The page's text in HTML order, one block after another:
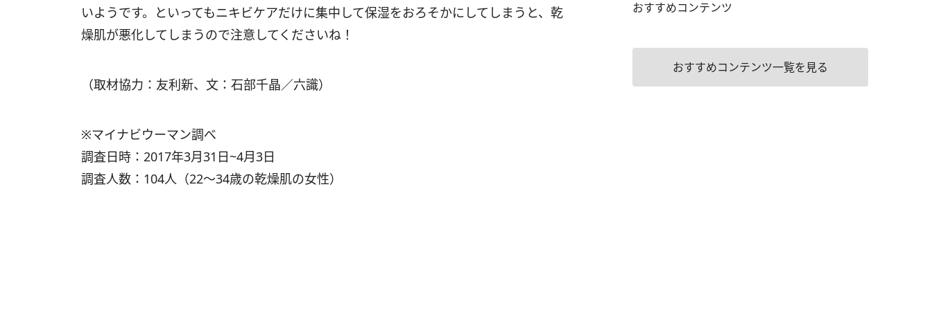
いようです。といってもニキビケアだけに集中して保湿をおろそかにしてしまうと、乾
燥肌が悪化してしまうので注意してくださいね！
（取材協力：友利新、文：石部千晶／六識）
※マイナビウーマン調べ
調査日時：2017年3月31日~4月3日
調査人数：104人（22～34歳の乾燥肌の女性）
おすすめコンテンツ
おすすめコンテンツ一覧を見る